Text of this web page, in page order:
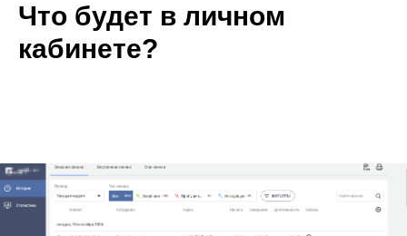
Что будет в личном
кабинете?